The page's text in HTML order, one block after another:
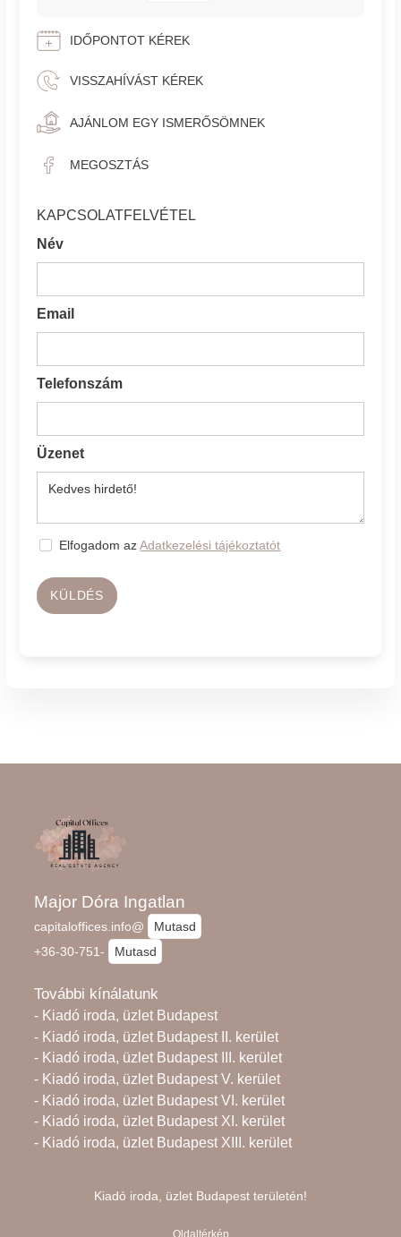
IDŐPONTOT KÉREK
VISSZAHÍVÁST KÉREK
AJÁNLOM EGY ISMERŐSÖMNEK
MEGOSZTÁS
KAPCSOLATFELVÉTEL
Név
Email
Telefonszám
Üzenet
Elfogadom azAdatkezelési tájékoztatót
KÜLDÉS
Major Dóra Ingatlan
capitaloffices.info@
Mutasd
+36-30-751-
Mutasd
További kínálatunk
- Kiadó iroda, üzlet Budapest
- Kiadó iroda, üzlet Budapest II. kerület
- Kiadó iroda, üzlet Budapest III. kerület
- Kiadó iroda, üzlet Budapest V. kerület
- Kiadó iroda, üzlet Budapest VI. kerület
- Kiadó iroda, üzlet Budapest XI. kerület
- Kiadó iroda, üzlet Budapest XIII. kerület
Kiadó iroda, üzlet Budapest területén!
Oldaltérkép